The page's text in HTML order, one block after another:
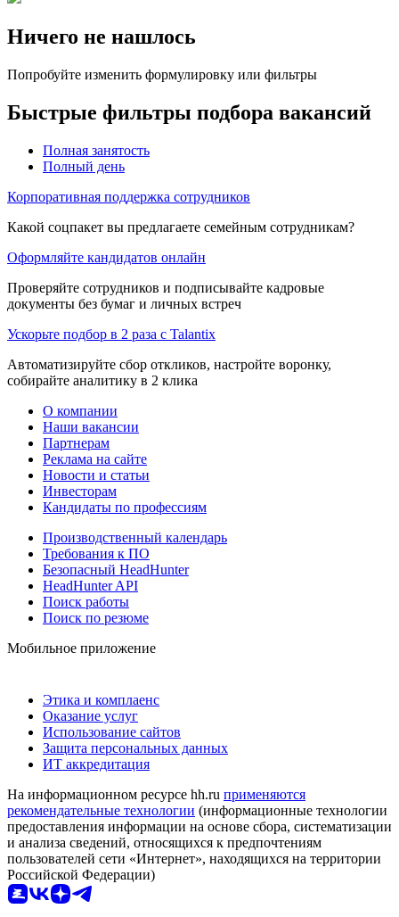
Ничего не нашлось
Попробуйте изменить формулировку или фильтры
Быстрые фильтры подбора вакансий
Полная занятость
Полный день
Корпоративная поддержка сотрудников
Какой соцпакет вы предлагаете семейным сотрудникам?
Оформляйте кандидатов онлайн
Проверяйте сотрудников и подписывайте кадровые
документы без бумаг и личных встреч
Ускорьте подбор в 2 раза с Talantix
Автоматизируйте сбор откликов, настройте воронку,
собирайте аналитику в 2 клика
О компании
Наши вакансии
Партнерам
Реклама на сайте
Новости и статьи
Инвесторам
Кандидаты по профессиям
Производственный календарь
Требования к ПО
Безопасный HeadHunter
HeadHunter API
Поиск работы
Поиск по резюме
Мобильное приложение
Этика и комплаенс
Оказание услуг
Использование сайтов
Защита персональных данных
ИТ аккредитация
На информационном ресурсе hh.ru применяются
рекомендательные технологии (информационные технологии
предоставления информации на основе сбора, систематизации
и анализа сведений, относящихся к предпочтениям
пользователей сети «Интернет», находящихся на территории
Российской Федерации)